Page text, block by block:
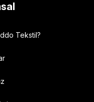
Tekstil?